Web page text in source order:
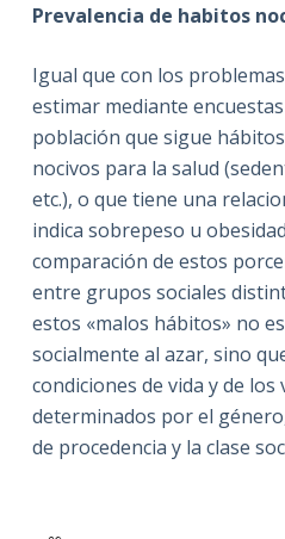
Prevalencia de habitos
Igual que con los
estimar mediante
población que sigue
nocivos para la salud
etc.), o que tiene una
indica sobrepeso u
comparación de estos
entre grupos sociales
estos «malos hábitos» no
socialmente al azar, sino
condiciones de vida y de
determinados por el
de procedencia y la clase